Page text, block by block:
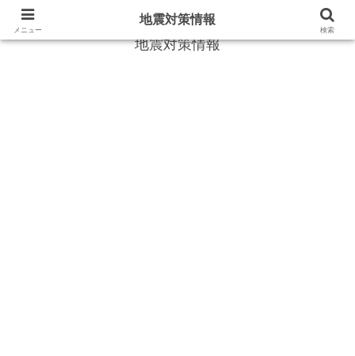
地震対策情報
メニュー
地震対策情報
検索